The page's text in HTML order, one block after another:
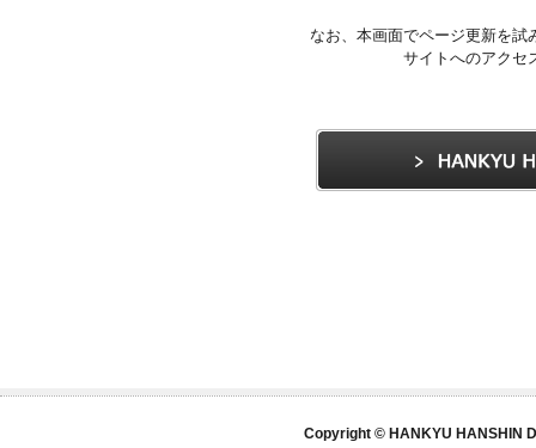
なお、本画面でページ更新を
サイトへのアクセ
Copyright © HANKYU HANSHIN